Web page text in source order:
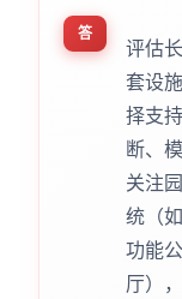
答
评估
套设
择支
断、
关注
统（
功能
厅）